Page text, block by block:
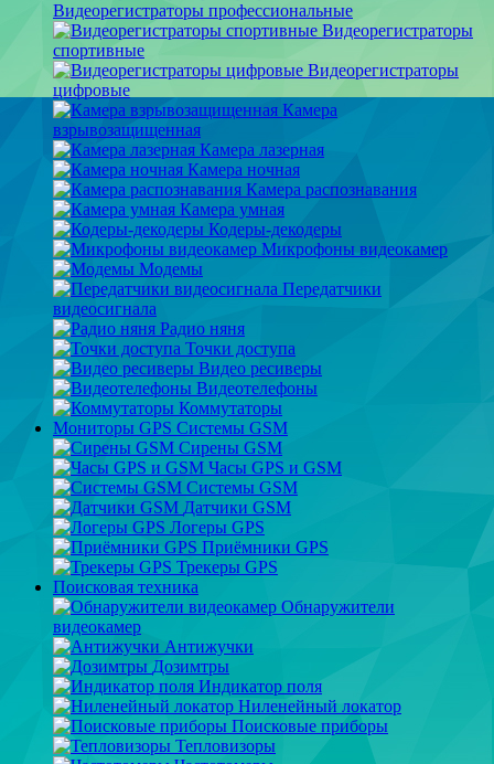
Видеорегистраторы профессиональные
Видеорегистраторы
спортивные
Видеорегистраторы
цифровые
Камера
взрывозащищенная
Камера лазерная
Камера ночная
Камера распознавания
Камера умная
Кодеры-декодеры
Микрофоны видеокамер
Модемы
Передатчики
видеосигнала
Радио няня
Точки доступа
Видео ресиверы
Видеотелефоны
Коммутаторы
Мониторы GPS Системы GSM
Сирены GSM
Часы GPS и GSM
Системы GSM
Датчики GSM
Логеры GPS
Приёмники GPS
Трекеры GPS
Поисковая техника
Обнаружители
видеокамер
Антижучки
Дозимтры
Индикатор поля
Ниленейный локатор
Поисковые приборы
Тепловизоры